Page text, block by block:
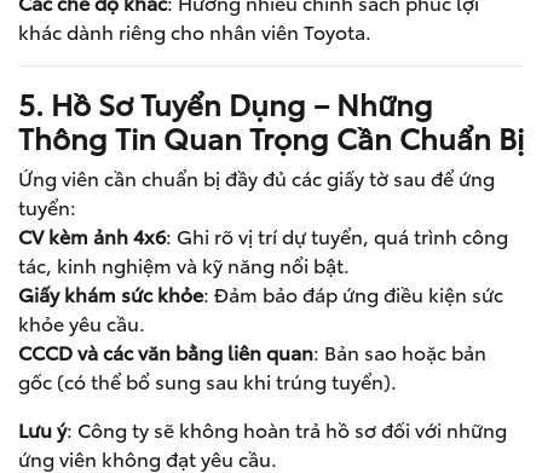
khác dành riêng cho nhân viên Toyota.
5. Hồ Sơ Tuyển Dụng – Những
Thông Tin Quan Trọng Cần Chuẩn Bị
Ứng viên cần chuẩn bị đầy đủ các giấy tờ sau để ứng
tuyển:
CV kèm ảnh 4x6: Ghi rõ vị trí dự tuyển, quá trình công
tác, kinh nghiệm và kỹ năng nổi bật.
Giấy khám sức khỏe: Đảm bảo đáp ứng điều kiện sức
khỏe yêu cầu.
CCCD và các văn bằng liên quan: Bản sao hoặc bản
gốc (có thể bổ sung sau khi trúng tuyển).
Lưu ý: Công ty sẽ không hoàn trả hồ sơ đối với những
ứng viên không đạt yêu cầu.